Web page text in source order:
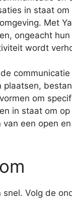
in staat
Met
ongeacht
wordt
om
in staat om
een open
Volg de